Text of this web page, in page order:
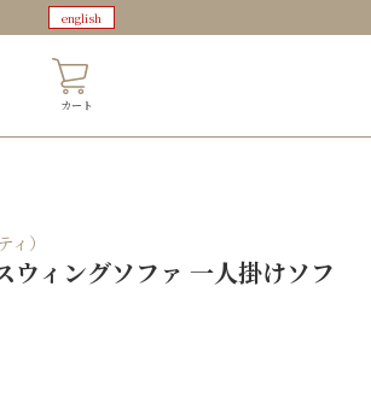
english
カート
）
ィングソファ 一人掛けソフ